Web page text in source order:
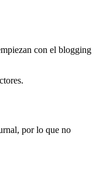
con el blogging
por lo que no